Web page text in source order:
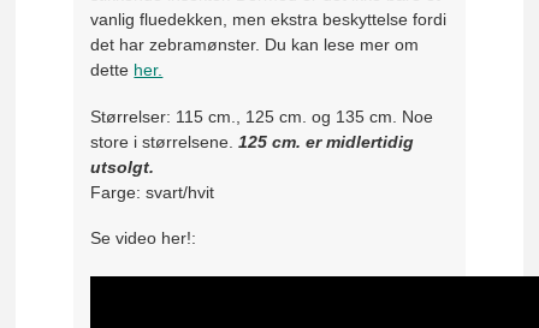
vanlig fluedekken, men ekstra beskyttelse fordi
det har zebramønster. Du kan lese mer om
dette her.
Størrelser: 115 cm., 125 cm. og 135 cm. Noe
store i størrelsene.125 cm. er midlertidig
utsolgt.
Farge: svart/hvit
Se video her!: